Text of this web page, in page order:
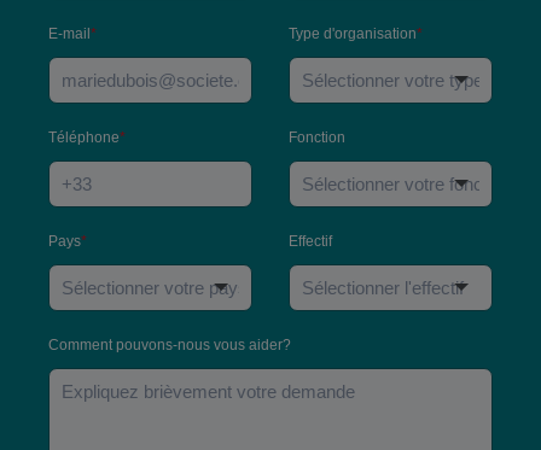
E-mail* Type d'organisation*
Téléphone* Fonction
Pays* Effectif
Comment pouvons-nous vous aider?